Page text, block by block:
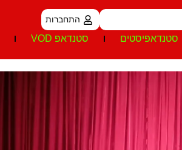
התחברות
סטנדאפיסטים סטנדאפ VOD